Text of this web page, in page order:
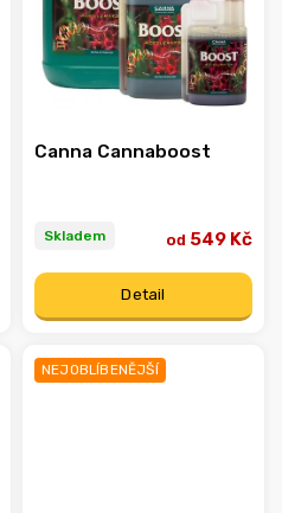
Canna Cannaboost
Skladem od 549 Kč
Detail
NEJOBLÍBENĚJŠÍ